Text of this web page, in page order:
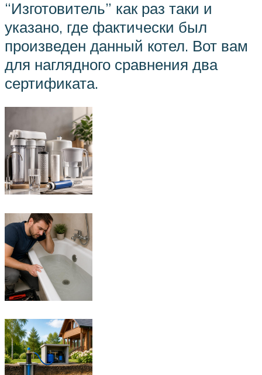
“Изготовитель” как раз таки и
указано, где фактически был
произведен данный котел. Вот вам
для наглядного сравнения два
сертификата.